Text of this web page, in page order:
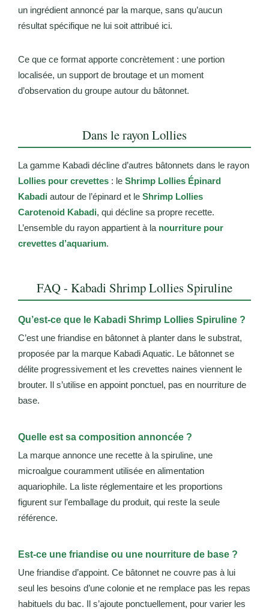
un ingrédient annoncé par la marque, sans qu’aucun
résultat spécifique ne lui soit attribué ici.
Ce que ce format apporte concrètement : une portion
localisée, un support de broutage et un moment
d’observation du groupe autour du bâtonnet.
Dans le rayon Lollies
La gamme Kabadi décline d’autres bâtonnets dans le rayon
Lollies pour crevettes : le Shrimp Lollies Épinard
Kabadi autour de l’épinard et le Shrimp Lollies
Carotenoid Kabadi, qui décline sa propre recette.
L’ensemble du rayon appartient à la nourriture pour
crevettes d’aquarium.
FAQ - Kabadi Shrimp Lollies Spiruline
Qu’est-ce que le Kabadi Shrimp Lollies Spiruline ?
C’est une friandise en bâtonnet à planter dans le substrat,
proposée par la marque Kabadi Aquatic. Le bâtonnet se
délite progressivement et les crevettes naines viennent le
brouter. Il s’utilise en appoint ponctuel, pas en nourriture de
base.
Quelle est sa composition annoncée ?
La marque annonce une recette à la spiruline, une
microalgue couramment utilisée en alimentation
aquariophile. La liste réglementaire et les proportions
figurent sur l’emballage du produit, qui reste la seule
référence.
Est-ce une friandise ou une nourriture de base ?
Une friandise d’appoint. Ce bâtonnet ne couvre pas à lui
seul les besoins d’une colonie et ne remplace pas les repas
habituels du bac. Il s’ajoute ponctuellement, pour varier les